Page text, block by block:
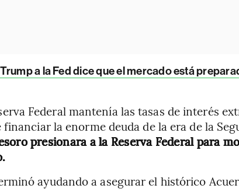
a la Fed dice que el mercado está
Federal mantenía las tasas de interés
la enorme deuda de la era de la
presionara a la Reserva Federal para
ayudando a asegurar el histórico